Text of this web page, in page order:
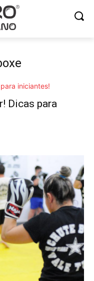
Dicas para